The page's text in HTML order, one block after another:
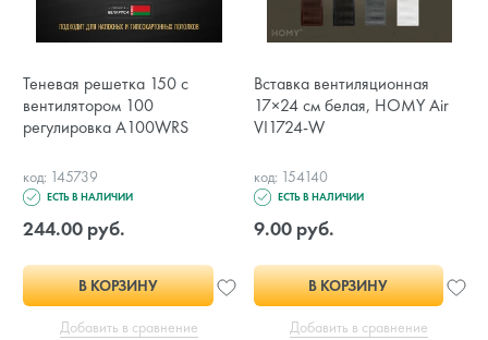
Теневая решетка 150 с
вентилятором 100
регулировка A100WRS
код: 145739
ЕСТЬ В НАЛИЧИИ
244.00 руб.
В КОРЗИНУ
Добавить в сравнение
Вставка вентиляционная
17×24 см белая, HOMY Air
VI1724-W
код: 154140
ЕСТЬ В НАЛИЧИИ
9.00 руб.
В КОРЗИНУ
Добавить в сравнение